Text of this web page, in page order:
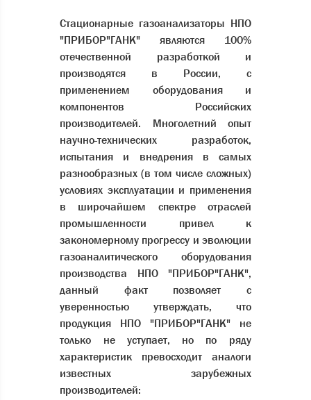
Стационарные газоанализаторы НПО
"ПРИБОР"ГАНК" являются 100%
отечественной разработкой и
производятся в России, с
применением оборудования и
компонентов Российских
производителей. Многолетний опыт
научно-технических разработок,
испытания и внедрения в самых
разнообразных (в том числе сложных)
условиях эксплуатации и применения
в широчайшем спектре отраслей
промышленности привел к
закономерному прогрессу и эволюции
газоаналитического оборудования
производства НПО "ПРИБОР"ГАНК",
данный факт позволяет с
уверенностью утверждать, что
продукция НПО "ПРИБОР"ГАНК" не
только не уступает, но по ряду
характеристик превосходит аналоги
известных зарубежных
производителей: